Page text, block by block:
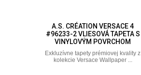
A.S. CRÉATION VERSACE 4
#96233-2 VLIESOVÁ TAPETA S
VINYLOVÝM POVRCHOM
Exkluzívne tapety prémiovej kvality z
kolekcie Versace Wallpaper ...